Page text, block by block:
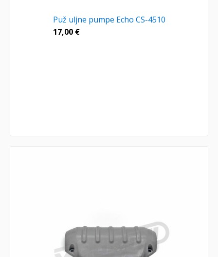
Puž uljne pumpe Echo CS-4510
17,00 €